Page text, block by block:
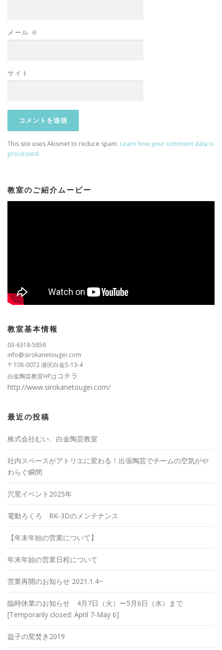
メール ※
サイト
This site uses Akismet to reduce spam. Learn how your comment data is
processed.
教室のご紹介ムービー
教室基本情報
03-6318-5858
info@sirokanetougei.com
〒108-0072 港区白金5-13-4
白金陶芸教室HPはコチラ
http://www.sirokanetougei.com/
最近の投稿
株式会社むい、白金陶芸教室
社内スペースがアトリエに変わる！出張陶芸でチームの空気がや
わらぐ瞬間
穴窯イベント2025年
電動ろくろ RK-3Dのメンテナンス
【年末年始の営業について】
年末年始の営業日程について
営業再開のお知らせ 2021.1.4~
臨時休業のお知らせ 4月7日（火）ー5月6日（水）まで
[Temporarily closed: April 7-May 6]
益子の窯焚き2019